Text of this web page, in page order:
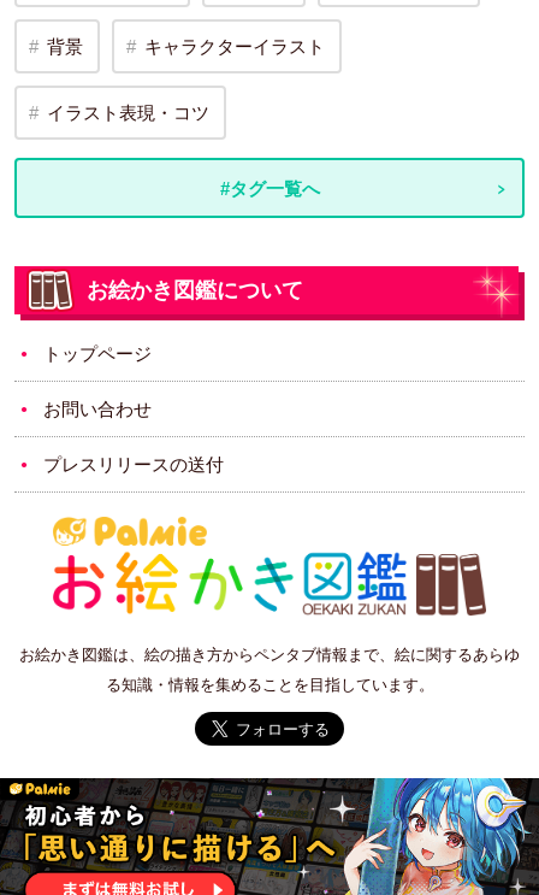
背景 キャラクターイラスト
イラスト表現・コツ
#タグ一覧へ
お絵かき図鑑について
トップページ
お問い合わせ
プレスリリースの送付
お絵かき図鑑は、絵の描き方からペンタブ情報まで、絵に関するあらゆ
る知識・情報を集めることを目指しています。